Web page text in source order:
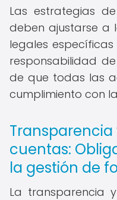
Las estrategias
deben ajustarse a
legales
responsabilidad
de que todas las
cumplimiento con
cuentas:
la gestión de
La transparencia